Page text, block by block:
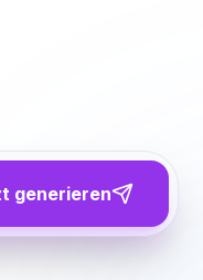
generieren